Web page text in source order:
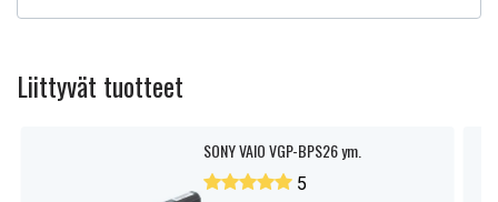
Liittyvät tuotteet
SONY VAIO VGP-BPS26 ym.
5